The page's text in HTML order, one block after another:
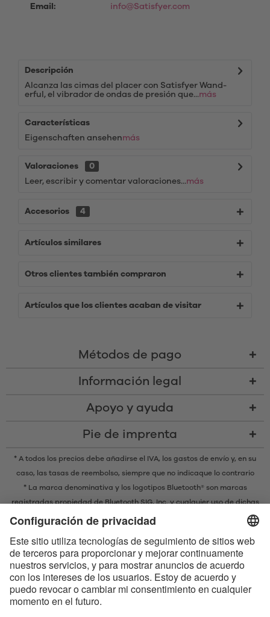
Email:
info@Satisfyer.com
Descripción
Alcanza las cimas del placer con Satisfyer Wand-
erful, el vibrador de ondas de presión que...más
Características
Eigenschaften ansehenmás
Valoraciones
0
Leer, escribir y comentar valoraciones...más
Accesorios 4
Artículos similares
Otros clientes también compraron
Artículos que los clientes acaban de visitar
Métodos de pago
Información legal
Apoyo y ayuda
Pie de imprenta
* A todos los precios debe añadirse el IVA, los gastos de envío y, en su
caso, las tasas de reembolso, siempre que no indicaque lo contrario
* La marca denominativa y los logotipos Bluetooth® son marcas
registradas propiedad de Bluetooth SIG, Inc. y cualquier uso de dichas
marcas por parte de EIS GmbH se realiza bajo licencia.